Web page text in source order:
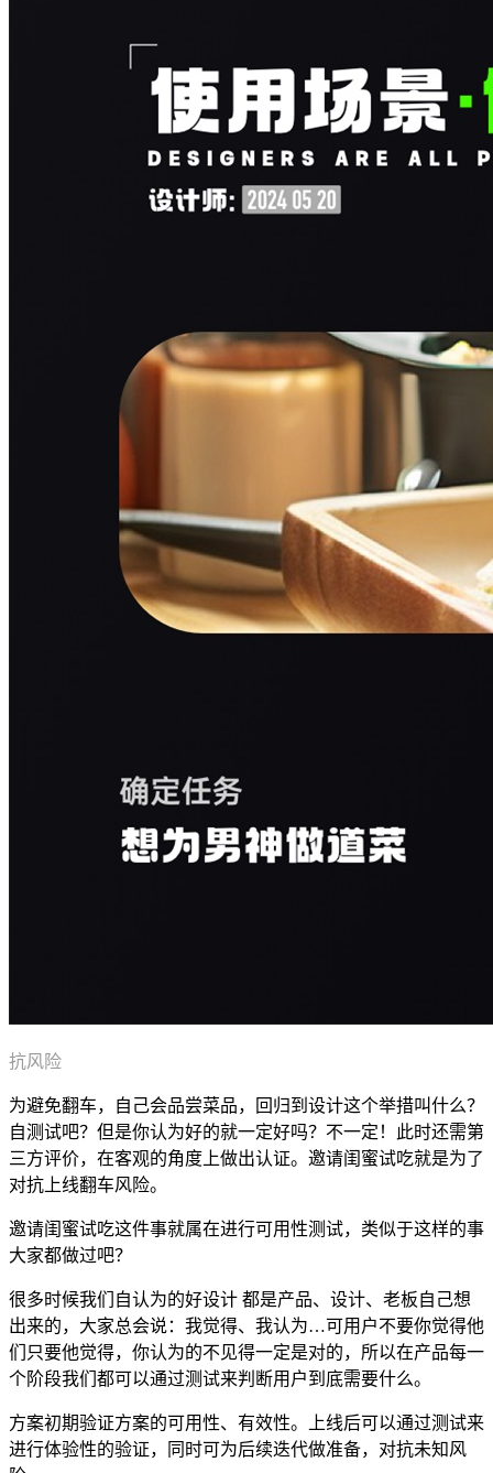
抗风险
为避免翻车，自己会品尝菜品，回归到设计这个举措叫什么？
自测试吧？但是你认为好的就一定好吗？不一定！此时还需第
三方评价，在客观的角度上做出认证。邀请闺蜜试吃就是为了
对抗上线翻车风险。
邀请闺蜜试吃这件事就属在进行可用性测试，类似于这样的事
大家都做过吧？
很多时候我们自认为的好设计 都是产品、设计、老板自己想
出来的，大家总会说：我觉得、我认为…可用户不要你觉得他
们只要他觉得，你认为的不见得一定是对的，所以在产品每一
个阶段我们都可以通过测试来判断用户到底需要什么。
方案初期验证方案的可用性、有效性。上线后可以通过测试来
进行体验性的验证，同时可为后续迭代做准备，对抗未知风